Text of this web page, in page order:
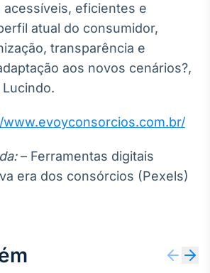
acessíveis, eficientes e
atual do consumidor,
transparência e
aos novos cenários?,
– Ferramentas digitais
era dos consórcios (Pexels)